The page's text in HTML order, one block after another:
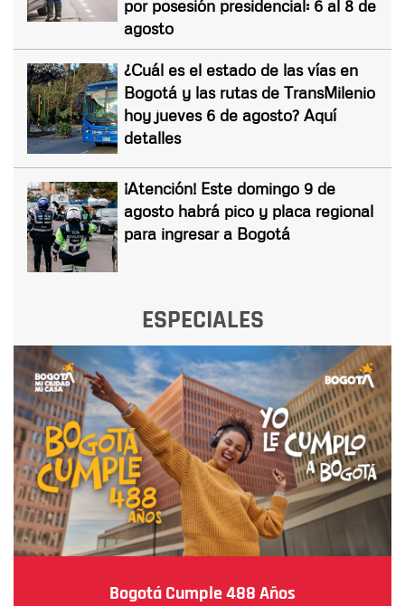
por posesión presidencial: 6 al 8 de
agosto
¿Cuál es el estado de las vías en
Bogotá y las rutas de TransMilenio
hoy jueves 6 de agosto? Aquí
detalles
¡Atención! Este domingo 9 de
agosto habrá pico y placa regional
para ingresar a Bogotá
ESPECIALES
Bogotá Cumple 488 Años